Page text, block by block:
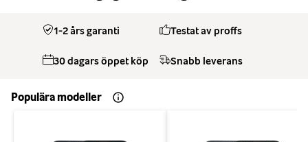
1-2 års garanti Testat av proffs
30 dagars öppet köp Snabb leverans
Populära modeller